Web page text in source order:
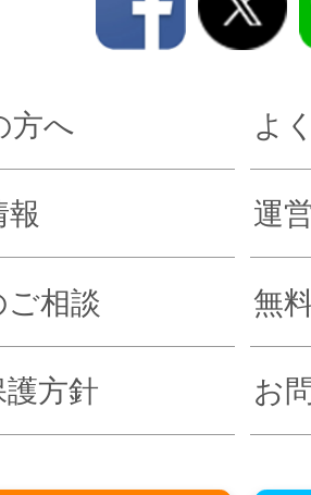
方へ よ
報 運
相談 無
方針 お